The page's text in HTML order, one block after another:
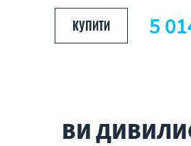
КУПИТИ 5
ВИ